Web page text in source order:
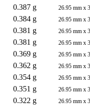
0.387 g
26.95 mm x
0.384 g
26.95 mm x
0.381 g
26.95 mm x
0.381 g
26.95 mm x
0.369 g
26.95 mm x
0.362 g
26.95 mm x
0.354 g
26.95 mm x
0.351 g
26.95 mm x
0.322 g
26.95 mm x